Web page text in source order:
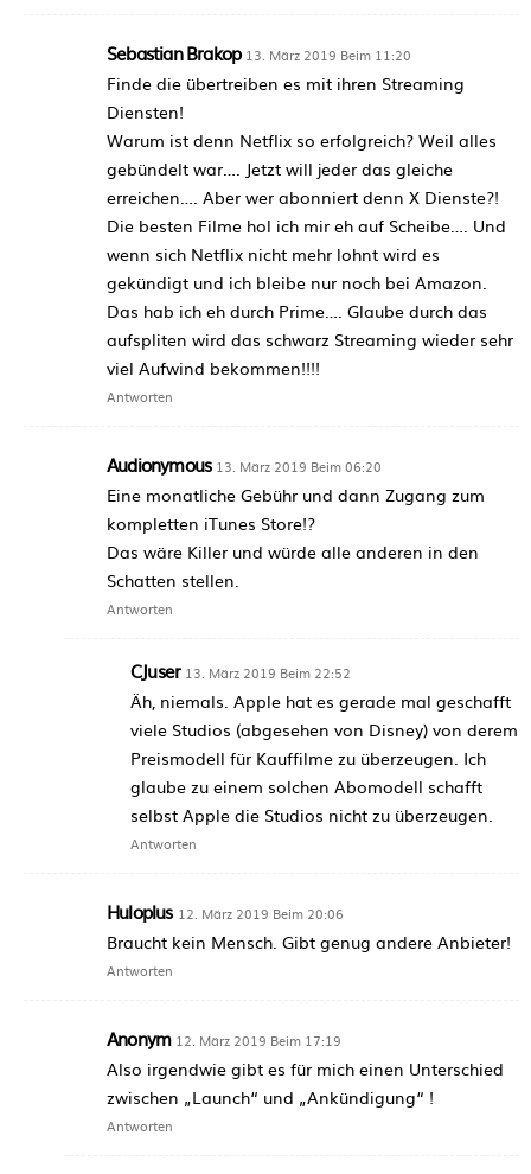
Sebastian Brakop 13. März 2019 Beim 11:20
Finde die übertreiben es mit ihren Streaming
Diensten!
Warum ist denn Netflix so erfolgreich? Weil alles
gebündelt war…. Jetzt will jeder das gleiche
erreichen…. Aber wer abonniert denn X Dienste?!
Die besten Filme hol ich mir eh auf Scheibe…. Und
wenn sich Netflix nicht mehr lohnt wird es
gekündigt und ich bleibe nur noch bei Amazon.
Das hab ich eh durch Prime…. Glaube durch das
aufspliten wird das schwarz Streaming wieder sehr
viel Aufwind bekommen!!!!
Antworten
Audionymous 13. März 2019 Beim 06:20
Eine monatliche Gebühr und dann Zugang zum
kompletten iTunes Store!?
Das wäre Killer und würde alle anderen in den
Schatten stellen.
Antworten
CJuser 13. März 2019 Beim 22:52
Äh, niemals. Apple hat es gerade mal geschafft
viele Studios (abgesehen von Disney) von derem
Preismodell für Kauffilme zu überzeugen. Ich
glaube zu einem solchen Abomodell schafft
selbst Apple die Studios nicht zu überzeugen.
Antworten
Huloplus 12. März 2019 Beim 20:06
Braucht kein Mensch. Gibt genug andere Anbieter!
Antworten
Anonym 12. März 2019 Beim 17:19
Also irgendwie gibt es für mich einen Unterschied
zwischen „Launch“ und „Ankündigung“ !
Antworten